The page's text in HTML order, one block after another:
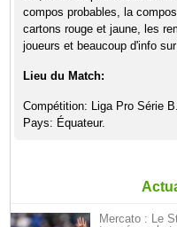
compos probables, la
cartons rouge et jaune, les
joueurs et beaucoup d'info
Lieu du Match:
Compétition: Liga Pro Série B.
Pays: Équateur.
Mercato : Le